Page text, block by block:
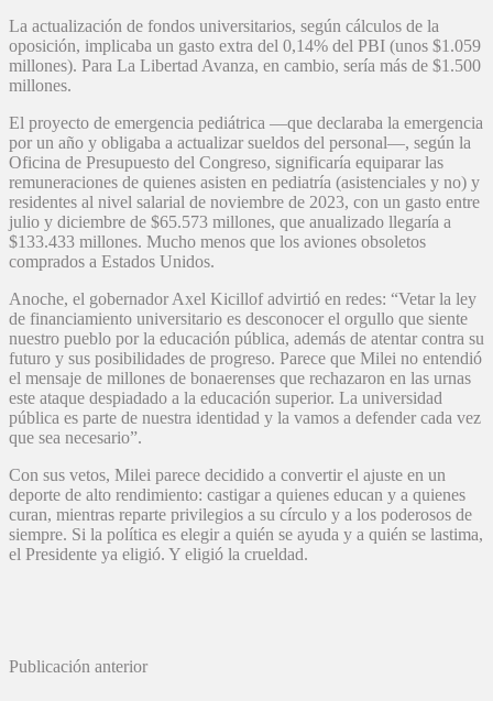
La actualización de fondos universitarios, según cálculos de la
oposición, implicaba un gasto extra del 0,14% del PBI (unos $1.059
millones). Para La Libertad Avanza, en cambio, sería más de $1.500
millones.
El proyecto de emergencia pediátrica —que declaraba la emergencia
por un año y obligaba a actualizar sueldos del personal—, según la
Oficina de Presupuesto del Congreso, significaría equiparar las
remuneraciones de quienes asisten en pediatría (asistenciales y no) y
residentes al nivel salarial de noviembre de 2023, con un gasto entre
julio y diciembre de $65.573 millones, que anualizado llegaría a
$133.433 millones. Mucho menos que los aviones obsoletos
comprados a Estados Unidos.
Anoche, el gobernador Axel Kicillof advirtió en redes: “Vetar la ley
de financiamiento universitario es desconocer el orgullo que siente
nuestro pueblo por la educación pública, además de atentar contra su
futuro y sus posibilidades de progreso. Parece que Milei no entendió
el mensaje de millones de bonaerenses que rechazaron en las urnas
este ataque despiadado a la educación superior. La universidad
pública es parte de nuestra identidad y la vamos a defender cada vez
que sea necesario”.
Con sus vetos, Milei parece decidido a convertir el ajuste en un
deporte de alto rendimiento: castigar a quienes educan y a quienes
curan, mientras reparte privilegios a su círculo y a los poderosos de
siempre. Si la política es elegir a quién se ayuda y a quién se lastima,
el Presidente ya eligió. Y eligió la crueldad.
Publicación anterior